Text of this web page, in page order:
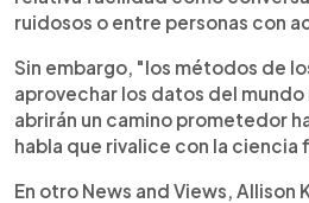
ruidosos o entre personas con
Sin embargo, "los métodos de
aprovechar los datos del
abrirán un camino prometedor
habla que rivalice con la ciencia
En otro News and Views, Allison